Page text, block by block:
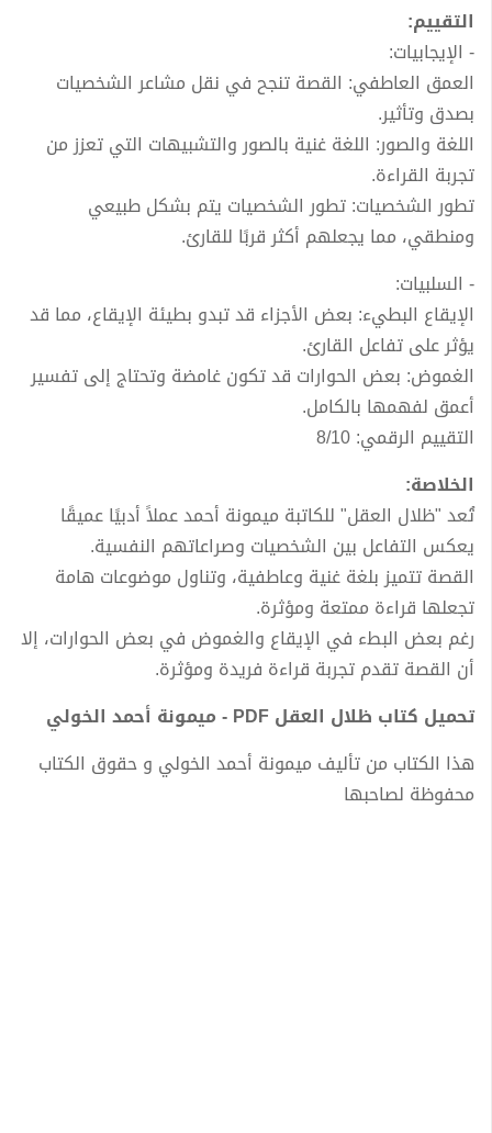
التقييم:
- الإيجابيات:
العمق العاطفي: القصة تنجح في نقل مشاعر الشخصيات
بصدق وتأثير.
اللغة والصور: اللغة غنية بالصور والتشبيهات التي تعزز من
تجربة القراءة.
تطور الشخصيات: تطور الشخصيات يتم بشكل طبيعي
ومنطقي، مما يجعلهم أكثر قربًا للقارئ.
- السلبيات:
الإيقاع البطيء: بعض الأجزاء قد تبدو بطيئة الإيقاع، مما قد
يؤثر على تفاعل القارئ.
الغموض: بعض الحوارات قد تكون غامضة وتحتاج إلى تفسير
أعمق لفهمها بالكامل.
التقييم الرقمي: 8/10
الخلاصة:
تُعد "ظلال العقل" للكاتبة ميمونة أحمد عملاً أدبيًا عميقًا
يعكس التفاعل بين الشخصيات وصراعاتهم النفسية.
القصة تتميز بلغة غنية وعاطفية، وتناول موضوعات هامة
تجعلها قراءة ممتعة ومؤثرة.
رغم بعض البطء في الإيقاع والغموض في بعض الحوارات، إلا
أن القصة تقدم تجربة قراءة فريدة ومؤثرة.
تحميل كتاب ظلال العقل PDF - ميمونة أحمد الخولي
هذا الكتاب من تأليف ميمونة أحمد الخولي و حقوق الكتاب
محفوظة لصاحبها